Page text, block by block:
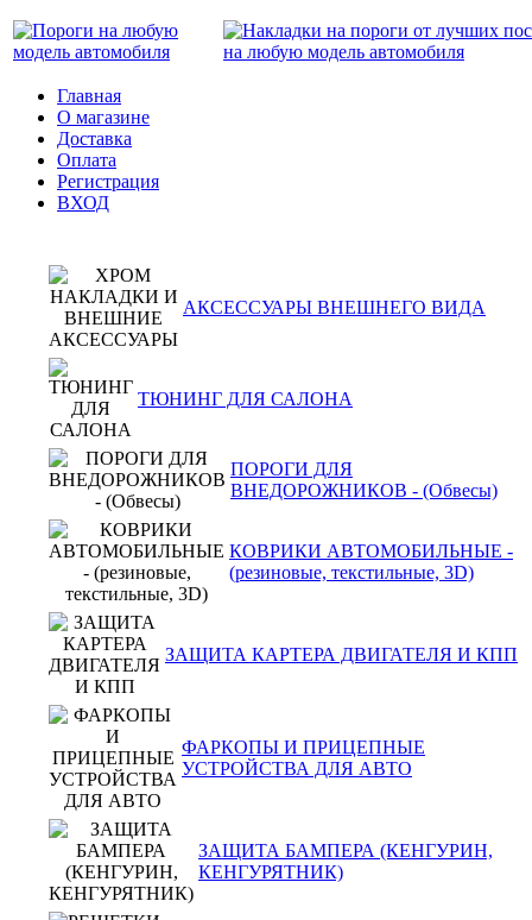
Главная
О магазине
Доставка
Оплата
Регистрация
ВХОД
АКСЕССУАРЫ ВНЕШНЕГО ВИДА
ТЮНИНГ ДЛЯ САЛОНА
ПОРОГИ ДЛЯ
ВНЕДОРОЖНИКОВ - (Обвесы)
КОВРИКИ АВТОМОБИЛЬНЫЕ -
(резиновые, текстильные, 3D)
ЗАЩИТА КАРТЕРА ДВИГАТЕЛЯ И КПП
ФАРКОПЫ И ПРИЦЕПНЫЕ
УСТРОЙСТВА ДЛЯ АВТО
ЗАЩИТА БАМПЕРА (КЕНГУРИН,
КЕНГУРЯТНИК)